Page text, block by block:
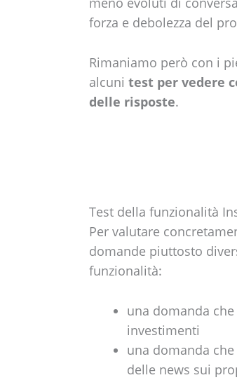
forza e debolezza del
Rimaniamo però con i
alcuni test per vedere
delle risposte.
Test della funzionalità
Per valutare
domande piuttosto
funzionalità:
una domanda
investimenti
una domanda
delle news sui